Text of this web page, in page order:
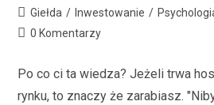
Giełda / Inwestowanie /
0 Komentarzy
Po co ci ta wiedza? Jeżeli trwa
rynku, to znaczy że zarabiasz.